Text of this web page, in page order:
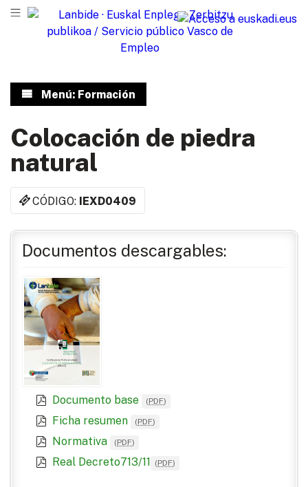
Menú: Formación
Colocación de piedra
natural
CÓDIGO: IEXD0409
Documentos descargables:
Documento base (PDF)
Ficha resumen (PDF)
Normativa (PDF)
Real Decreto713/11 (PDF)